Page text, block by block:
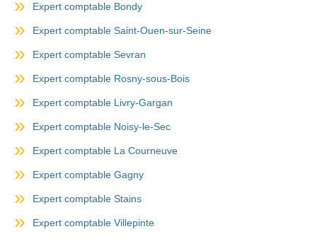
Expert comptable Bondy
Expert comptable Saint-Ouen-sur-Seine
Expert comptable Sevran
Expert comptable Rosny-sous-Bois
Expert comptable Livry-Gargan
Expert comptable Noisy-le-Sec
Expert comptable La Courneuve
Expert comptable Gagny
Expert comptable Stains
Expert comptable Villepinte